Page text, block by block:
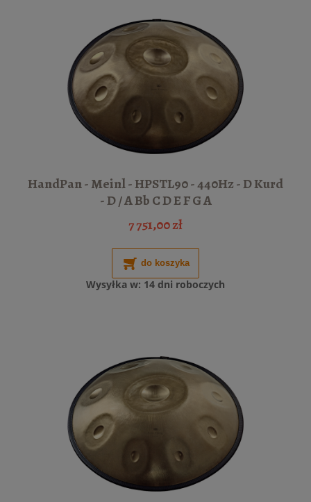
HandPan - Meinl - HPSTL90 - 440Hz - D Kurd
- D / A Bb C D E F G A
7 751,00 zł
do koszyka
Wysyłka w: 14 dni roboczych